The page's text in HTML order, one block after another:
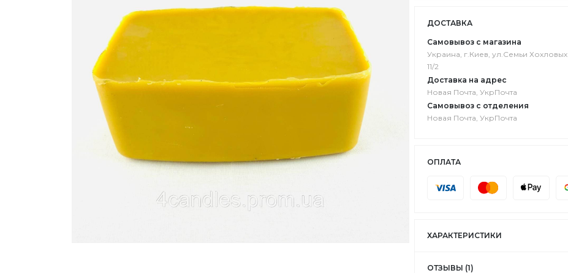
ДОСТАВКА
Самовывоз с магазина
Украина, г.Киев, ул.Семьи Хохловых
11/2
Доставка на адрес
Новая Почта, УкрПочта
Самовывоз с отделения
Новая Почта, УкрПочта
ОПЛАТА
ХАРАКТЕРИСТИКИ
ОТЗЫВЫ (1)